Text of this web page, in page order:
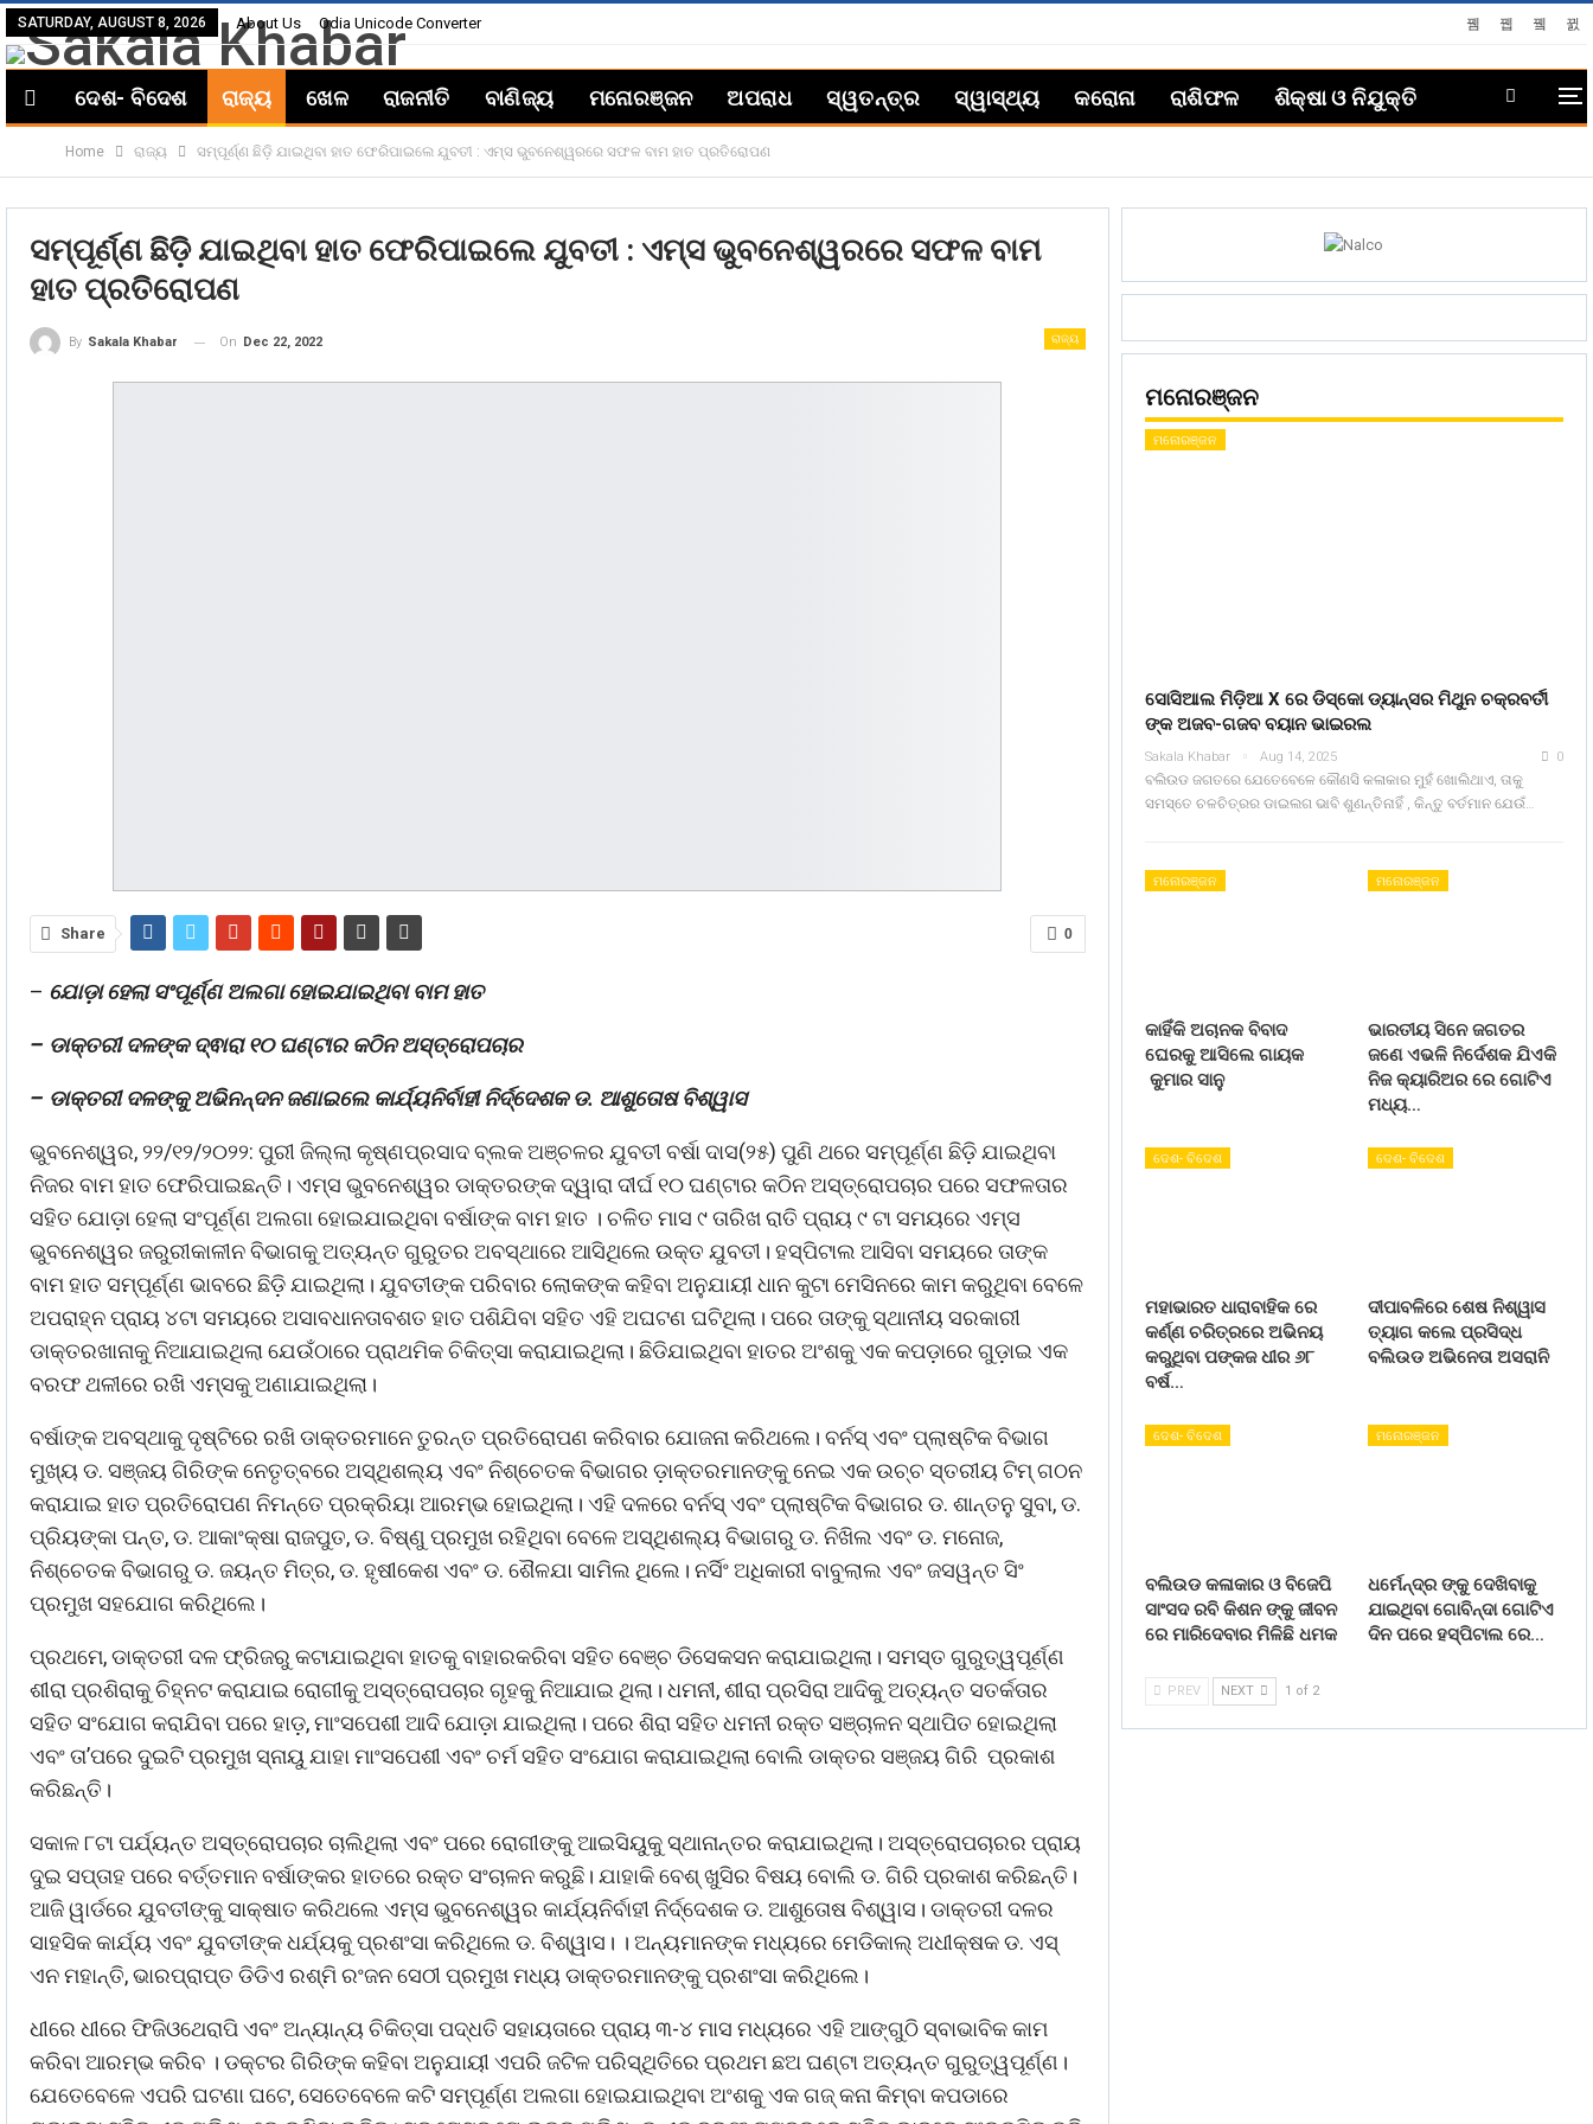
SATURDAY, AUGUST 8, 2026 About Us Odia Unicode Converter
ଦେଶ- ବିଦେଶ ରାଜ୍ୟ ଖେଳ ରାଜନୀତି ବାଣିଜ୍ୟ ମନୋରଞ୍ଜନ ଅପରାଧ ସ୍ୱତନ୍ତ୍ର ସ୍ୱାସ୍ଥ୍ୟ କରୋନା ରାଶିଫଳ ଶିକ୍ଷା ଓ ନିଯୁକ୍ତି
Home ରାଜ୍ୟ ସମ୍ପୂର୍ଣ୍ଣ ଛିଡ଼ି ଯାଇଥିବା ହାତ ଫେରିପାଇଲେ ଯୁବତୀ : ଏମ୍ସ ଭୁବନେଶ୍ୱରରେ ସଫଳ ବାମ ହାତ ପ୍ରତିରୋପଣ
ସମ୍ପୂର୍ଣ୍ଣ ଛିଡ଼ି ଯାଇଥିବା ହାତ ଫେରିପାଇଲେ ଯୁବତୀ : ଏମ୍ସ ଭୁବନେଶ୍ୱରରେ ସଫଳ ବାମ
ହାତ ପ୍ରତିରୋପଣ
ରାଜ୍ୟ
By Sakala Khabar On Dec 22, 2022
0
Share
– ଯୋଡ଼ା ହେଲା ସଂପୂର୍ଣ୍ଣ ଅଲଗା ହୋଇଯାଇଥିବା ବାମ ହାତ
– ଡାକ୍ତରୀ ଦଳଙ୍କ ଦ୍ଵାରା ୧୦ ଘଣ୍ଟାର କଠିନ ଅସ୍ତ୍ରୋପଚାର
– ଡାକ୍ତରୀ ଦଳଙ୍କୁ ଅଭିନନ୍ଦନ ଜଣାଇଲେ କାର୍ଯ୍ୟନିର୍ବାହୀ ନିର୍ଦ୍ଦେଶକ ଡ. ଆଶୁତୋଷ ବିଶ୍ୱାସ
ଭୁବନେଶ୍ୱର, ୨୨/୧୨/୨୦୨୨: ପୁରୀ ଜିଲ୍ଲା କୃଷ୍ଣପ୍ରସାଦ ବ୍ଲକ ଅଞ୍ଚଳର ଯୁବତୀ ବର୍ଷା ଦାସ(୨୫) ପୁଣି ଥରେ ସମ୍ପୂର୍ଣ୍ଣ ଛିଡ଼ି ଯାଇଥିବା
ନିଜର ବାମ ହାତ ଫେରିପାଇଛନ୍ତି। ଏମ୍ସ ଭୁବନେଶ୍ୱର ଡାକ୍ତରଙ୍କ ଦ୍ୱାରା ଦୀର୍ଘ ୧୦ ଘଣ୍ଟାର କଠିନ ଅସ୍ତ୍ରୋପଚାର ପରେ ସଫଳତାର
ସହିତ ଯୋଡ଼ା ହେଲା ସଂପୂର୍ଣ୍ଣ ଅଲଗା ହୋଇଯାଇଥିବା ବର୍ଷାଙ୍କ ବାମ ହାତ । ଚଳିତ ମାସ ୯ ତାରିଖ ରାତି ପ୍ରାୟ ୯ ଟା ସମୟରେ ଏମ୍ସ
ଭୁବନେଶ୍ୱର ଜରୁରୀକାଳୀନ ବିଭାଗକୁ ଅତ୍ୟନ୍ତ ଗୁରୁତର ଅବସ୍ଥାରେ ଆସିଥିଲେ ଉକ୍ତ ଯୁବତୀ। ହସ୍ପିଟାଲ ଆସିବା ସମୟରେ ତାଙ୍କ
ବାମ ହାତ ସମ୍ପୂର୍ଣ୍ଣ ଭାବରେ ଛିଡ଼ି ଯାଇଥିଲା। ଯୁବତୀଙ୍କ ପରିବାର ଲୋକଙ୍କ କହିବା ଅନୁଯାୟୀ ଧାନ କୁଟା ମେସିନରେ କାମ କରୁଥିବା ବେଳେ
ଅପରାହ୍ନ ପ୍ରାୟ ୪ଟା ସମୟରେ ଅସାବଧାନତାବଶତ ହାତ ପଶିଯିବା ସହିତ ଏହି ଅଘଟଣ ଘଟିଥିଲା। ପରେ ତାଙ୍କୁ ସ୍ଥାନୀୟ ସରକାରୀ
ଡାକ୍ତରଖାନାକୁ ନିଆଯାଇଥିଲା ଯେଉଁଠାରେ ପ୍ରାଥମିକ ଚିକିତ୍ସା କରାଯାଇଥିଲା। ଛିଡିଯାଇଥିବା ହାତର ଅଂଶକୁ ଏକ କପଡ଼ାରେ ଗୁଡ଼ାଇ ଏକ
ବରଫ ଥଳୀରେ ରଖି ଏମ୍ସକୁ ଅଣାଯାଇଥିଲା।
ବର୍ଷାଙ୍କ ଅବସ୍ଥାକୁ ଦୃଷ୍ଟିରେ ରଖି ଡାକ୍ତରମାନେ ତୁରନ୍ତ ପ୍ରତିରୋପଣ କରିବାର ଯୋଜନା କରିଥଲେ। ବର୍ନସ୍ ଏବଂ ପ୍ଲାଷ୍ଟିକ ବିଭାଗ
ମୁଖ୍ୟ ଡ. ସଞ୍ଜୟ ଗିରିଙ୍କ ନେତୃତ୍ବରେ ଅସ୍ଥିଶଲ୍ୟ ଏବଂ ନିଶ୍ଚେତକ ବିଭାଗର ଡ଼ାକ୍ତରମାନଙ୍କୁ ନେଇ ଏକ ଉଚ୍ଚ ସ୍ତରୀୟ ଟିମ୍ ଗଠନ
କରାଯାଇ ହାତ ପ୍ରତିରୋପଣ ନିମନ୍ତେ ପ୍ରକ୍ରିୟା ଆରମ୍ଭ ହୋଇଥିଲା। ଏହି ଦଳରେ ବର୍ନସ୍ ଏବଂ ପ୍ଲାଷ୍ଟିକ ବିଭାଗର ଡ. ଶାନ୍ତନୁ ସୁବା, ଡ.
ପ୍ରିୟଙ୍କା ପନ୍ତ, ଡ. ଆକାଂକ୍ଷା ରାଜପୁତ, ଡ. ବିଷ୍ଣୁ ପ୍ରମୁଖ ରହିଥିବା ବେଳେ ଅସ୍ଥିଶଲ୍ୟ ବିଭାଗରୁ ଡ. ନିଖିଲ ଏବଂ ଡ. ମନୋଜ,
ନିଶ୍ଚେତକ ବିଭାଗରୁ ଡ. ଜୟନ୍ତ ମିତ୍ର, ଡ. ହୃଷୀକେଶ ଏବଂ ଡ. ଶୈଳଯା ସାମିଲ ଥିଲେ। ନର୍ସିଂ ଅଧିକାରୀ ବାବୁଲାଲ ଏବଂ ଜସୱନ୍ତ ସିଂ
ପ୍ରମୁଖ ସହଯୋଗ କରିଥିଲେ।
ପ୍ରଥମେ, ଡାକ୍ତରୀ ଦଳ ଫ୍ରିଜରୁ କଟାଯାଇଥିବା ହାତକୁ ବାହାରକରିବା ସହିତ ବେଞ୍ଚ ଡିସେକସନ କରାଯାଇଥିଲା। ସମସ୍ତ ଗୁରୁତ୍ୱପୂର୍ଣ୍ଣ
ଶୀରା ପ୍ରଶିରାକୁ ଚିହ୍ନଟ କରାଯାଇ ରୋଗୀକୁ ଅସ୍ତ୍ରୋପଚାର ଗୃହକୁ ନିଆଯାଇ ଥିଲା। ଧମନୀ, ଶୀରା ପ୍ରସିରା ଆଦିକୁ ଅତ୍ୟନ୍ତ ସତର୍କତାର
ସହିତ ସଂଯୋଗ କରାଯିବା ପରେ ହାଡ଼, ମାଂସପେଶୀ ଆଦି ଯୋଡ଼ା ଯାଇଥିଲା। ପରେ ଶିରା ସହିତ ଧମନୀ ରକ୍ତ ସଞ୍ଚାଳନ ସ୍ଥାପିତ ହୋଇଥିଲା
ଏବଂ ତା’ପରେ ଦୁଇଟି ପ୍ରମୁଖ ସ୍ନାୟୁ ଯାହା ମାଂସପେଶୀ ଏବଂ ଚର୍ମ ସହିତ ସଂଯୋଗ କରାଯାଇଥିଲା ବୋଲି ଡାକ୍ତର ସଞ୍ଜୟ ଗିରି ପ୍ରକାଶ
କରିଛନ୍ତି।
ସକାଳ ୮ଟା ପର୍ଯ୍ୟନ୍ତ ଅସ୍ତ୍ରୋପଚାର ଚାଲିଥିଲା ଏବଂ ପରେ ରୋଗୀଙ୍କୁ ଆଇସିୟୁକୁ ସ୍ଥାନାନ୍ତର କରାଯାଇଥିଲା। ଅସ୍ତ୍ରୋପଚାରର ପ୍ରାୟ
ଦୁଇ ସପ୍ତାହ ପରେ ବର୍ତ୍ତମାନ ବର୍ଷାଙ୍କର ହାତରେ ରକ୍ତ ସଂଚାଳନ କରୁଛି। ଯାହାକି ବେଶ୍ ଖୁସିର ବିଷୟ ବୋଲି ଡ. ଗିରି ପ୍ରକାଶ କରିଛନ୍ତି।
ଆଜି ୱାର୍ଡରେ ଯୁବତୀଙ୍କୁ ସାକ୍ଷାତ କରିଥଲେ ଏମ୍ସ ଭୁବନେଶ୍ୱର କାର୍ଯ୍ୟନିର୍ବାହୀ ନିର୍ଦ୍ଦେଶକ ଡ. ଆଶୁତୋଷ ବିଶ୍ୱାସ। ଡାକ୍ତରୀ ଦଳର
ସାହସିକ କାର୍ଯ୍ୟ ଏବଂ ଯୁବତୀଙ୍କ ଧର୍ଯ୍ୟକୁ ପ୍ରଶଂସା କରିଥିଲେ ଡ. ବିଶ୍ୱାସ। । ଅନ୍ୟମାନଙ୍କ ମଧ୍ୟରେ ମେଡିକାଲ୍ ଅଧୀକ୍ଷକ ଡ. ଏସ୍
ଏନ ମହାନ୍ତି, ଭାରପ୍ରାପ୍ତ ଡିଡିଏ ରଶ୍ମି ରଂଜନ ସେଠୀ ପ୍ରମୁଖ ମଧ୍ୟ ଡାକ୍ତରମାନଙ୍କୁ ପ୍ରଶଂସା କରିଥିଲେ।
ଧୀରେ ଧୀରେ ଫିଜିଓଥେରାପି ଏବଂ ଅନ୍ୟାନ୍ୟ ଚିକିତ୍ସା ପଦ୍ଧତି ସହାୟତାରେ ପ୍ରାୟ ୩-୪ ମାସ ମଧ୍ୟରେ ଏହି ଆଙ୍ଗୁଠି ସ୍ବାଭାବିକ କାମ
କରିବା ଆରମ୍ଭ କରିବ । ଡକ୍ଟର ଗିରିଙ୍କ କହିବା ଅନୁଯାୟୀ ଏପରି ଜଟିଳ ପରିସ୍ଥିତିରେ ପ୍ରଥମ ଛଅ ଘଣ୍ଟା ଅତ୍ୟନ୍ତ ଗୁରୁତ୍ୱପୂର୍ଣ୍ଣ।
ଯେତେବେଳେ ଏପରି ଘଟଣା ଘଟେ, ସେତେବେଳେ କଟି ସମ୍ପୂର୍ଣ୍ଣ ଅଲଗା ହୋଇଯାଇଥିବା ଅଂଶକୁ ଏକ ଗଜ୍ କନା କିମ୍ବା କପଡାରେ
ମନୋରଞ୍ଜନ
ମନୋରଞ୍ଜନ
ସୋସିଆଲ ମିଡ଼ିଆ X ରେ ଡିସ୍କୋ ଡ୍ୟାନ୍ସର ମିଥୁନ ଚକ୍ରବର୍ତୀ
ଙ୍କ ଅଜବ-ଗଜବ ବୟାନ ଭାଇରଲ
Sakala Khabar Aug 14, 2025 0
ବଲିଉଡ ଜଗତରେ ଯେତେବେଳେ କୌଣସି କଳାକାର ମୁହଁ ଖୋଲିଥାଏ, ତାକୁ
ସମସ୍ତେ ଚଳଚିତ୍ରର ଡାଇଲଗ ଭାବି ଶୁଣନ୍ତିନାହିଁ , କିନ୍ତୁ ବର୍ତମାନ ଯେଉଁ…
ମନୋରଞ୍ଜନ
କାହିଁକି ଅଚାନକ ବିବାଦ
ଘେରକୁ ଆସିଲେ ଗାୟକ
କୁମାର ସାନୁ
ମନୋରଞ୍ଜନ
ଭାରତୀୟ ସିନେ ଜଗତର
ଜଣେ ଏଭଳି ନିର୍ଦେଶକ ଯିଏକି
ନିଜ କ୍ୟାରିଅର ରେ ଗୋଟିଏ
ମଧ୍ୟ…
ଦେଶ- ବିଦେଶ
ମହାଭାରତ ଧାରାବାହିକ ରେ
କର୍ଣ୍ଣ ଚରିତ୍ରରେ ଅଭିନୟ
କରୁଥିବା ପଙ୍କଜ ଧୀର ୬୮
ବର୍ଷ…
ଦେଶ- ବିଦେଶ
ଦୀପାବଳିରେ ଶେଷ ନିଶ୍ୱାସ
ତ୍ୟାଗ କଲେ ପ୍ରସିଦ୍ଧ
ବଲିଉଡ ଅଭିନେତା ଅସରାନି
ଦେଶ- ବିଦେଶ
ବଲିଉଡ କଳାକାର ଓ ବିଜେପି
ସାଂସଦ ରବି କିଶନ ଙ୍କୁ ଜୀବନ
ରେ ମାରିଦେବାର ମିଳିଛି ଧମକ
ମନୋରଞ୍ଜନ
ଧର୍ମେନ୍ଦ୍ର ଙ୍କୁ ଦେଖିବାକୁ
ଯାଇଥିବା ଗୋବିନ୍ଦା ଗୋଟିଏ
ଦିନ ପରେ ହସ୍ପିଟାଲ ରେ…
PREV NEXT 1 of 2